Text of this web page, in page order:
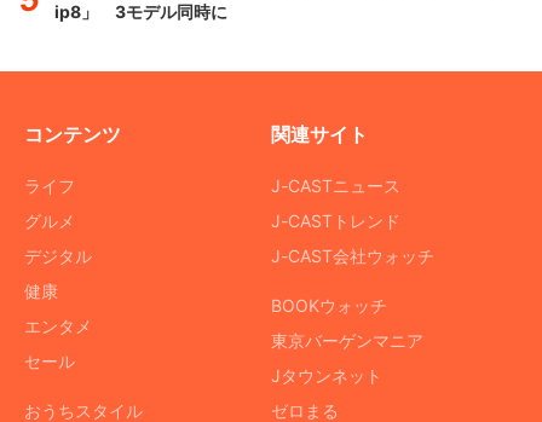
ip8」 3モデル同時に
コンテンツ
ライフ
グルメ
デジタル
健康
エンタメ
セール
おうちスタイル
関連サイト
J-CASTニュース
J-CASTトレンド
J-CAST会社ウォッチ
BOOKウォッチ
東京バーゲンマニア
Jタウンネット
ゼロまる